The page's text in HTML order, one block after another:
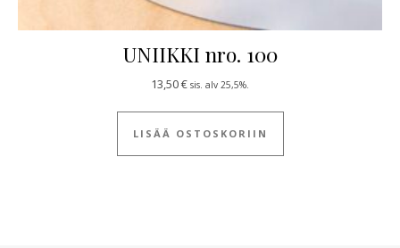
UNIIKKI nro. 100
13,50€ sis. alv 25,5%.
LISÄÄ OSTOSKORIIN